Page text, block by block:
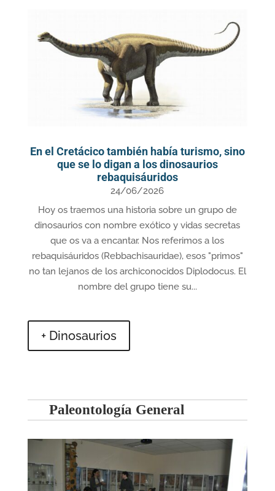
En el Cretácico también había turismo, sino
que se lo digan a los dinosaurios
rebaquisáuridos
24/06/2026
Hoy os traemos una historia sobre un grupo de
dinosaurios con nombre exótico y vidas secretas
que os va a encantar. Nos referimos a los
rebaquisáuridos (Rebbachisauridae), esos "primos"
no tan lejanos de los archiconocidos Diplodocus. El
nombre del grupo tiene su...
+ Dinosaurios
Paleontología General